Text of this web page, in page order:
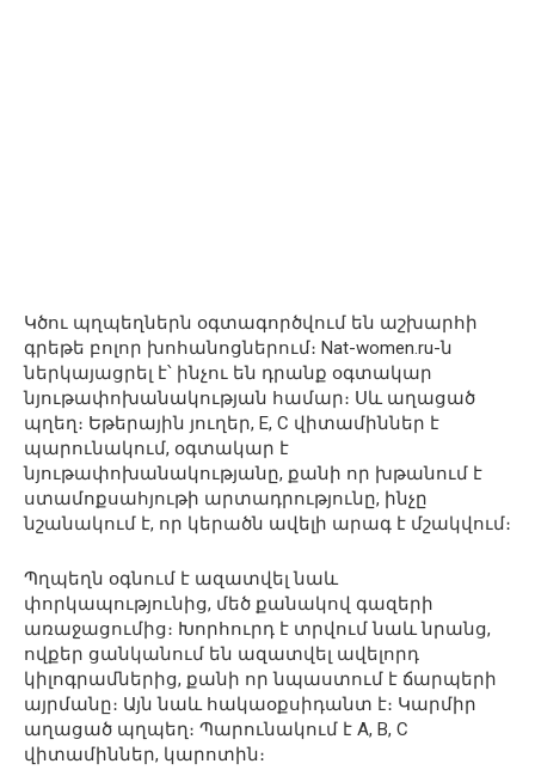
Կծու պղպեղներն օգտագործվում են աշխարհի
գրեթե բոլոր խոհանոցներում։ Nat-women.ru-ն
ներկայացրել է՝ ինչու են դրանք օգտակար
նյութափոխանակության համար։ Սև աղացած
պղեղ։ Եթերային յուղեր, E, C վիտամիններ է
պարունակում, օգտակար է
նյութափոխանակությանը, քանի որ խթանում է
ստամոքսահյութի արտադրությունը, ինչը
նշանակում է, որ կերածն ավելի արագ է մշակվում։
Պղպեղն օգնում է ազատվել նաև
փորկապությունից, մեծ քանակով գազերի
առաջացումից։ Խորհուրդ է տրվում նաև նրանց,
ովքեր ցանկանում են ազատվել ավելորդ
կիլոգրամներից, քանի որ նպաստում է ճարպերի
այրմանը։ Այն նաև հակաօքսիդանտ է։ Կարմիր
աղացած պղպեղ։ Պարունակում է A, B, C
վիտամիններ, կարոտին։